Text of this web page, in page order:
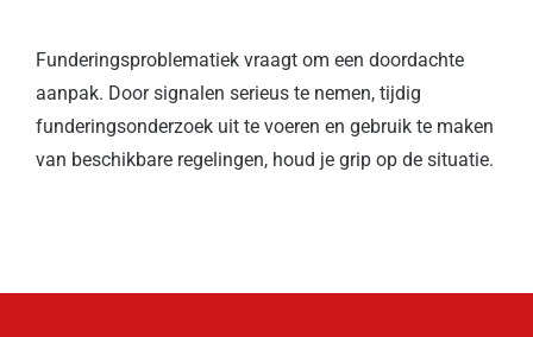
Funderingsproblematiek vraagt om een doordachte
aanpak. Door signalen serieus te nemen, tijdig
funderingsonderzoek uit te voeren en gebruik te maken
van beschikbare regelingen, houd je grip op de situatie.